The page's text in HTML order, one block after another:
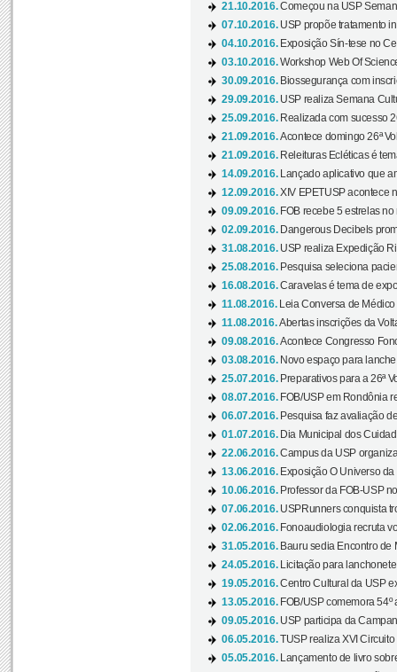
21.10.2016.Começou na USP
07.10.2016. USP propõe tratamento
04.10.2016. Exposição Sín-tese no
03.10.2016.Workshop Web Of
30.09.2016. Biossegurança com
29.09.2016. USP realiza Semana
25.09.2016. Realizada com sucesso
21.09.2016.Acontece domingo 26ª
21.09.2016. Releituras Ecléticas é
14.09.2016.
Lançado aplicativo que
12.09.2016.XIV EPETUSP acontece
09.09.2016. FOB recebe 5 estrelas
02.09.2016. Dangerous Decibels
31.08.2016. USP realiza Expedição
25.08.2016. Pesquisa seleciona
16.08.2016.Caravelas é tema de
11.08.2016.
Leia Conversa de
11.08.2016.Abertas inscrições da
09.08.2016.Acontece Congresso
03.08.2016. Novo espaço para
25.07.2016. Preparativos para a 26ª
08.07.2016. FOB/USP em Rondônia
06.07.2016. Pesquisa faz avaliação
01.07.2016. Dia Municipal dos
22.06.2016.Campus da USP
13.06.2016. Exposição O Universo
10.06.2016. Professor da FOB-USP
07.06.2016. USPRunners conquista
02.06.2016. Fonoaudiologia recruta
31.05.2016. Bauru sedia Encontro de
24.05.2016.
Licitação para
19.05.2016.Centro Cultural da USP
13.05.2016. FOB/USP comemora
09.05.2016. USP participa da
06.05.2016.TUSP realiza XVI Circuito
05.05.2016.
Lançamento de livro